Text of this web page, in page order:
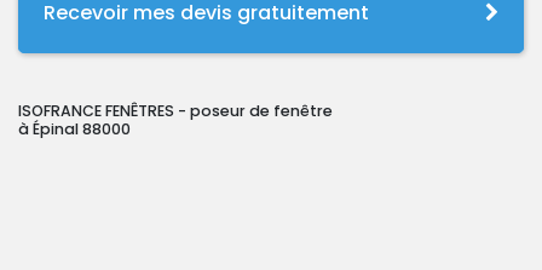
Recevoir mes devis gratuitement
ISOFRANCE FENÊTRES - poseur de fenêtre
à Épinal 88000